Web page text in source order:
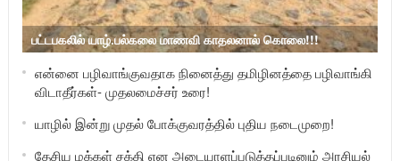
பட்டபகலில் யாழ்.பல்கலை மாணவி காதலனால் கொலை!!!
என்னை பழிவாங்குவதாக நினைத்து தமிழினத்தை பழிவாங்கி
விடாதீர்கள்- முதலமைச்சர் உரை!
யாழில் இன்று முதல் போக்குவரத்தில் புதிய நடைமுறை!
தேசிய மக்கள் சக்தி என அடையாளப்படுத்தப்படினும் அரசியல்